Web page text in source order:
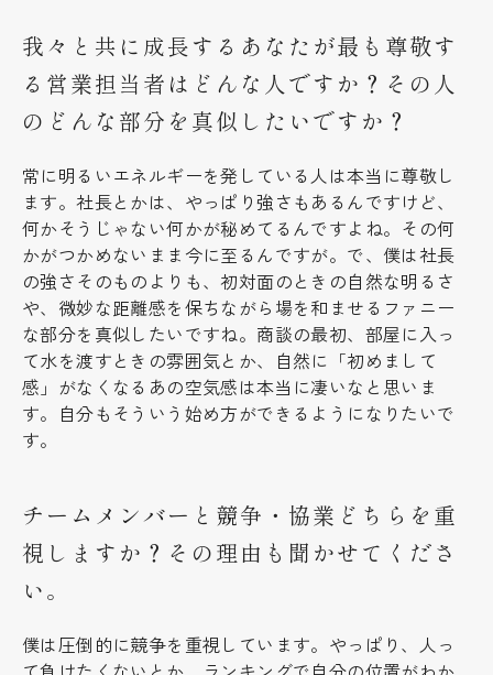
我々と共に成長するあなたが最も尊敬す
る営業担当者はどんな人ですか？その人
のどんな部分を真似したいですか？
常に明るいエネルギーを発している人は本当に尊敬し
ます。社長とかは、やっぱり強さもあるんですけど、
何かそうじゃない何かが秘めてるんですよね。その何
かがつかめないまま今に至るんですが。で、僕は社長
の強さそのものよりも、初対面のときの自然な明るさ
や、微妙な距離感を保ちながら場を和ませるファニー
な部分を真似したいですね。商談の最初、部屋に入っ
て水を渡すときの雰囲気とか、自然に「初めまして
感」がなくなるあの空気感は本当に凄いなと思いま
す。自分もそういう始め方ができるようになりたいで
す。
チームメンバーと競争・協業どちらを重
視しますか？その理由も聞かせてくださ
い。
僕は圧倒的に競争を重視しています。やっぱり、人っ